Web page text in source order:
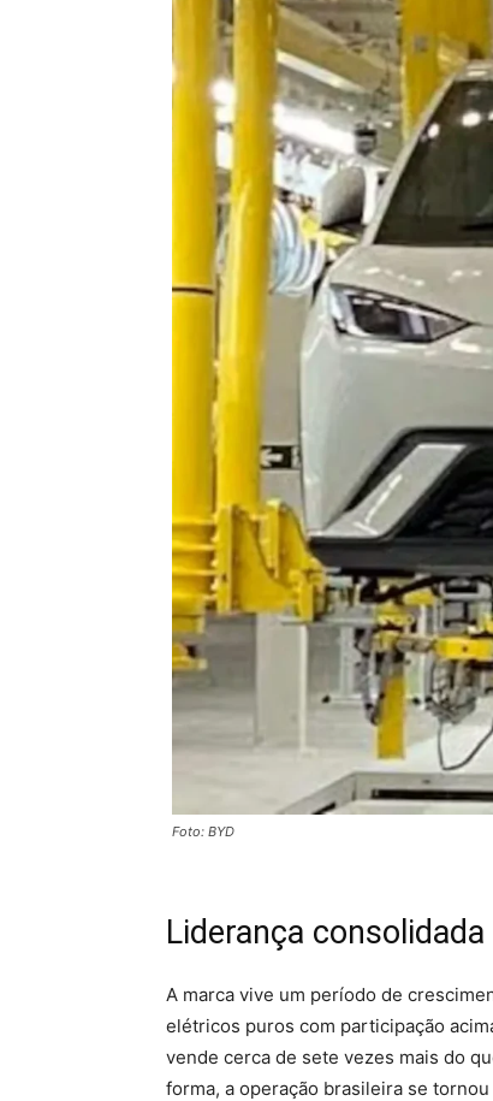
Foto: BYD
Liderança
A marca vive um período de
elétricos puros com participação
vende cerca de sete vezes mais do
forma, a operação brasileira se